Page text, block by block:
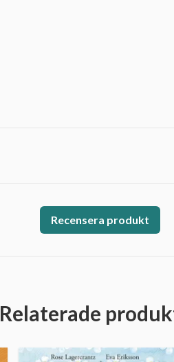
Recensera produkt
Relaterade